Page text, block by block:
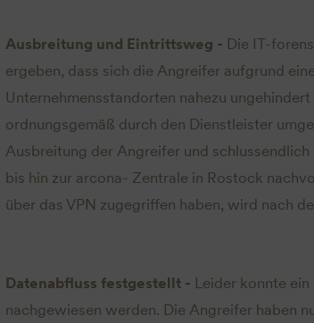
Ausbreitung und Eintrittsweg - Die IT-
ergeben, dass sich die Angreifer aufgrund
Unternehmensstandorten nahezu
ordnungsgemäß durch den Dienstleister
Ausbreitung der Angreifer und
bis hin zur arcona- Zentrale in Rostock
über das VPN zugegriffen haben, wird nach
Datenabfluss festgestellt - Leider konnte
nachgewiesen werden. Die Angreifer haben